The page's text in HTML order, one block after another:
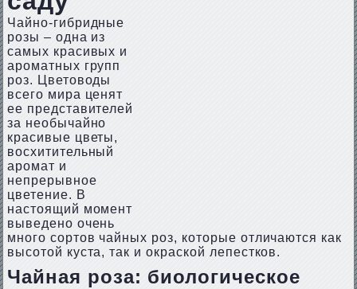
Чайно-гибридные
розы – одна из
самых красивых и
ароматных групп
роз. Цветоводы
всего мира ценят
ее представителей
за необычайно
красивые цветы,
восхитительный
аромат и
непрерывное
цветение. В
настоящий момент
выведено очень
много сортов чайных роз, которые отличаются как
высотой куста, так и окраской лепестков.
Чайная роза: биологическое